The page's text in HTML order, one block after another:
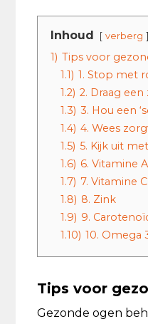
Inhoud verberg
1) Tips voor
1.1) 1. Stop met
1.2) 2. Draag
1.3) 3. Hou een
1.4) 4. Wees
1.5) 5. Kijk uit
1.6) 6. Vitamine A
1.7) 7. Vitamine
1.8) 8. Zink
1.9) 9.
1.10) 10. Omega
Tips voor
Gezonde ogen